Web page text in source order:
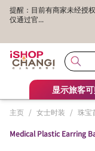
提醒：目前有商家未经授
仅通过官...
显示旅客
主页 / 女士时装 / 珠宝
Medical Plastic Earring